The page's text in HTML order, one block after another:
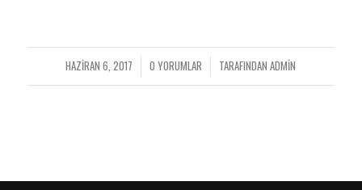
HAZIRAN 6, 2017
/ 0 YORUMLAR
/ TARAFINDANADMIN